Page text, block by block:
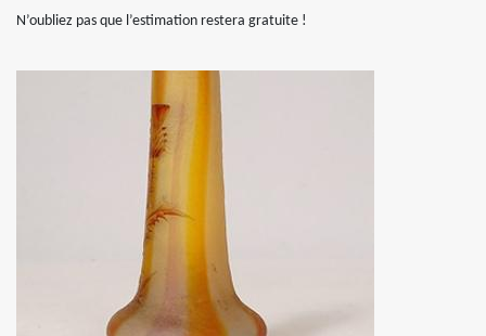
N’oubliez pas que l’estimation restera gratuite !